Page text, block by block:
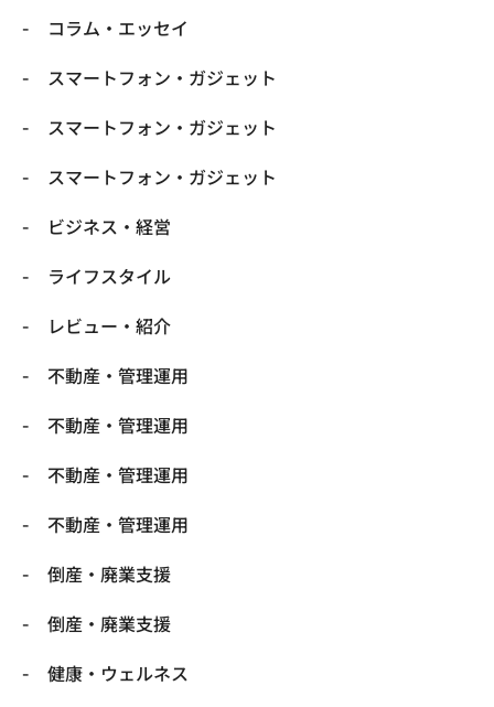
コラム・エッセイ
スマートフォン・ガジェット
スマートフォン・ガジェット
スマートフォン・ガジェット
ビジネス・経営
ライフスタイル
レビュー・紹介
不動産・管理運用
不動産・管理運用
不動産・管理運用
不動産・管理運用
倒産・廃業支援
倒産・廃業支援
健康・ウェルネス